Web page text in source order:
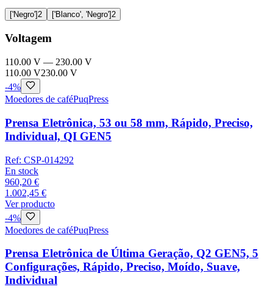
['Negro'] 2 ['Blanco', 'Negro'] 2
Voltagem
110.00 V — 230.00 V
110.00 V230.00 V
-4%
Moedores de caféPuqPress
Prensa Eletrônica, 53 ou 58 mm, Rápido, Preciso,
Individual, QI GEN5
Ref: CSP-014292
En stock
960,20 €
1.002,45 €
Ver producto
-4%
Moedores de caféPuqPress
Prensa Eletrônica de Última Geração, Q2 GEN5, 5
Configurações, Rápido, Preciso, Moído, Suave,
Individual